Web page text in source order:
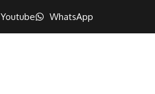
Youtube WhatsApp